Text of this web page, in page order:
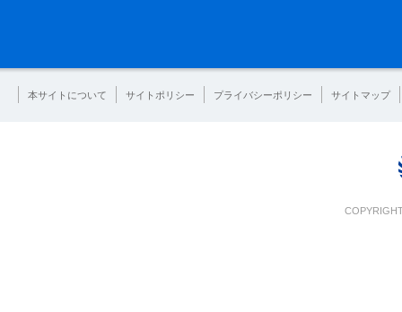
本サイトについて サイトポリシー プライバシーポリシー サイトマップ